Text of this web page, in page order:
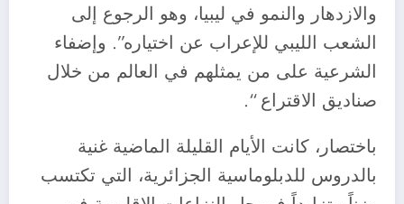
والازدهار والنمو في ليبيا، وهو الرجوع إلى
الشعب الليبي للإعراب عن اختياره”. وإضفاء
الشرعية على من يمثلهم في العالم من خلال
صناديق الاقتراع “.
باختصار، كانت الأيام القليلة الماضية غنية
بالدروس للدبلوماسية الجزائرية، التي تكتسب